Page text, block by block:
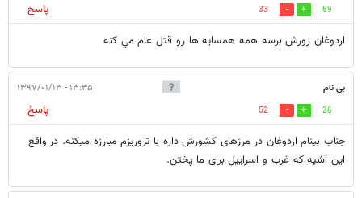
69
33
پاسخ
اردوغان زورش برسه همه همسايه ها رو قتل عام مي كنه
بی نام ۱۳:۳۵ - ۱۳۹۷/۰۱/۱۳
26
52
پاسخ
جناب بینام اردوغان در مرزهای کشورش داره با تروریزم مبارزه میکنه. در واقع
این آشیه که غرب و اسراییل برای ما پختن.